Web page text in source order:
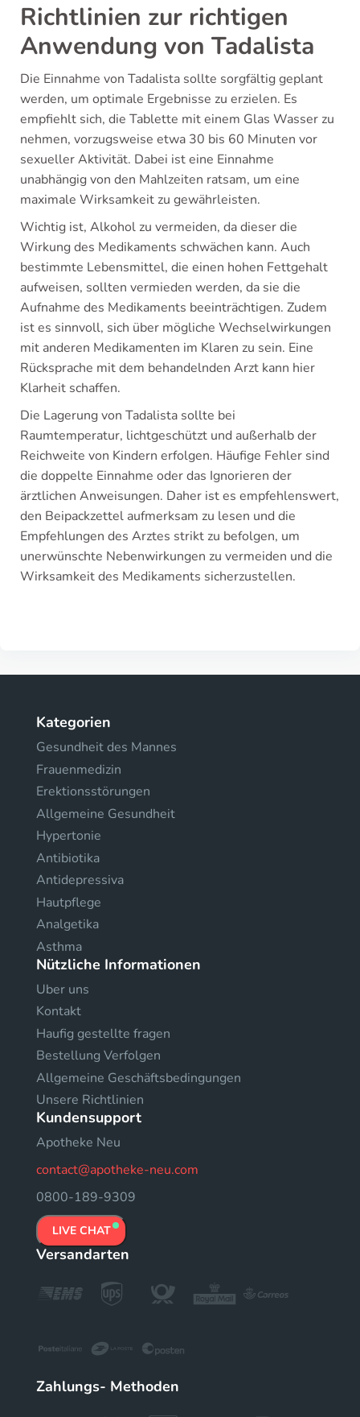
Richtlinien zur richtigen
Anwendung von Tadalista
Die Einnahme von Tadalista sollte sorgfältig geplant
werden, um optimale Ergebnisse zu erzielen. Es
empfiehlt sich, die Tablette mit einem Glas Wasser zu
nehmen, vorzugsweise etwa 30 bis 60 Minuten vor
sexueller Aktivität. Dabei ist eine Einnahme
unabhängig von den Mahlzeiten ratsam, um eine
maximale Wirksamkeit zu gewährleisten.
Wichtig ist, Alkohol zu vermeiden, da dieser die
Wirkung des Medikaments schwächen kann. Auch
bestimmte Lebensmittel, die einen hohen Fettgehalt
aufweisen, sollten vermieden werden, da sie die
Aufnahme des Medikaments beeinträchtigen. Zudem
ist es sinnvoll, sich über mögliche Wechselwirkungen
mit anderen Medikamenten im Klaren zu sein. Eine
Rücksprache mit dem behandelnden Arzt kann hier
Klarheit schaffen.
Die Lagerung von Tadalista sollte bei
Raumtemperatur, lichtgeschützt und außerhalb der
Reichweite von Kindern erfolgen. Häufige Fehler sind
die doppelte Einnahme oder das Ignorieren der
ärztlichen Anweisungen. Daher ist es empfehlenswert,
den Beipackzettel aufmerksam zu lesen und die
Empfehlungen des Arztes strikt zu befolgen, um
unerwünschte Nebenwirkungen zu vermeiden und die
Wirksamkeit des Medikaments sicherzustellen.
Kategorien
Gesundheit des Mannes
Frauenmedizin
Erektionsstörungen
Allgemeine Gesundheit
Hypertonie
Antibiotika
Antidepressiva
Hautpflege
Analgetika
Asthma
Nützliche Informationen
Uber uns
Kontakt
Haufig gestellte fragen
Bestellung Verfolgen
Allgemeine Geschäftsbedingungen
Unsere Richtlinien
Kundensupport
Apotheke Neu
contact@apotheke-neu.com
0800-189-9309
LIVE CHAT
Versandarten
Zahlungs- Methoden